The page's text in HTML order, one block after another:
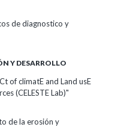
de diagnostico y
Y DESARROLLO
of climatE and Land usE
(CELESTE Lab)"
de la erosión y